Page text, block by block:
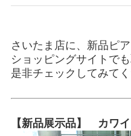
さいたま店に、新品ピ
ショッピングサイトで
是非チェックしてみてく
【新品展示品】 カワ